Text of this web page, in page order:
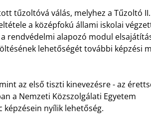
tűzoltóvá válás, melyhez a Tűzoltó II.
a középfokú állami iskolai
rendvédelmi alapozó modul
lehetőségét további képzési
az első tiszti kinevezésre - az
a Nemzeti Közszolgálati Egyetem
képzésein nyílik lehetőség.